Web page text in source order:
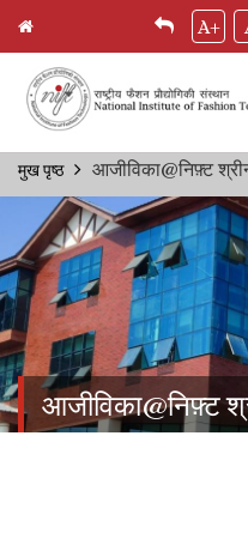
Skip
content
A+
Breadcrumb
मुख पृष्ठ आजीविका@निफ़्ट
आजीविका@निफ़्ट